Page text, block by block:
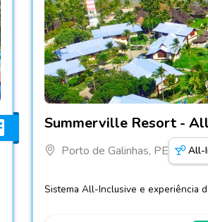
Summerville Resort -
Porto de Galinhas, PE All-
Sistema All-Inclusive e experiência